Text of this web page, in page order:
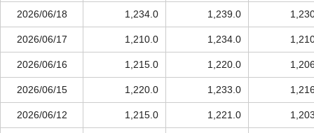
2026/06/18 1,234.0 1,239.0
2026/06/17 1,210.0 1,234.0
2026/06/16 1,215.0 1,220.0
2026/06/15 1,220.0 1,233.0
2026/06/12 1,215.0 1,221.0